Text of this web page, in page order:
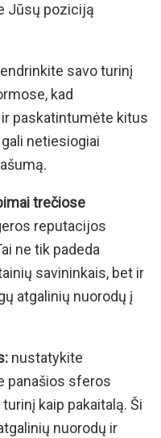
Jūsų poziciją
savo turinį
kad
paskatintumėte kitus
netiesiogiai
trečiose
reputacijos
ne tik padeda
savininkais, bet ir
atgalinių nuorodų į
nustatykite
panašios sferos
kaip pakaitalą. Ši
nuorodų ir